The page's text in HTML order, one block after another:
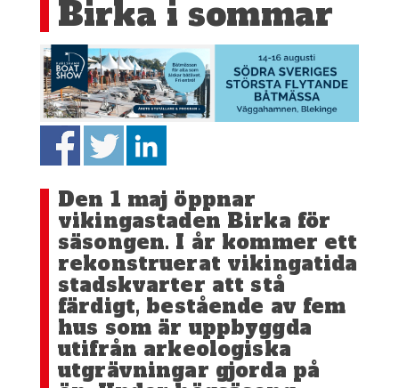
Birka i sommar
Den 1 maj öppnar
vikingastaden Birka för
säsongen. I år kommer ett
rekonstruerat vikingatida
stadskvarter att stå
färdigt, bestående av fem
hus som är uppbyggda
utifrån arkeologiska
utgrävningar gjorda på